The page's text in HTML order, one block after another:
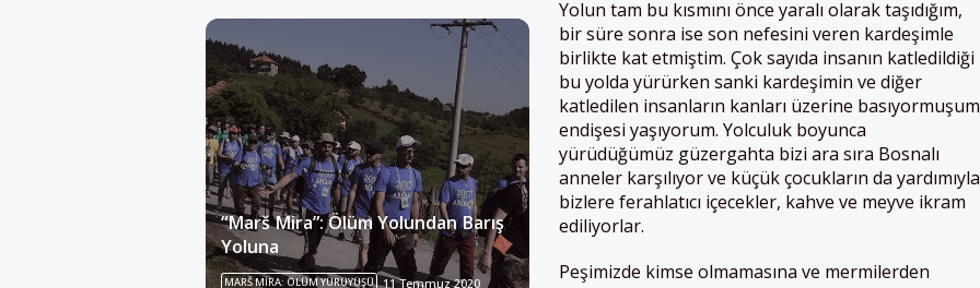
“Marš Mira”: Ölüm Yolundan Barış
Yoluna
MARŠ MIRA: ÖLÜM YÜRÜYÜŞÜ 11 Temmuz 2020
Yolun tam bu kısmını önce yaralı olarak taşıdığım,
bir süre sonra ise son nefesini veren kardeşimle
birlikte kat etmiştim. Çok sayıda insanın katledildiği
bu yolda yürürken sanki kardeşimin ve diğer
katledilen insanların kanları üzerine basıyormuşum
endişesi yaşıyorum. Yolculuk boyunca
yürüdüğümüz güzergahta bizi ara sıra Bosnalı
anneler karşılıyor ve küçük çocukların da yardımıyla
bizlere ferahlatıcı içecekler, kahve ve meyve ikram
ediliyorlar.
Peşimizde kimse olmamasına ve mermilerden